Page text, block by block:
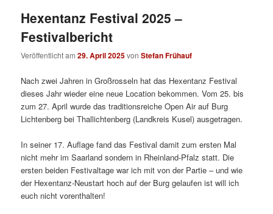
Hexentanz Festival 2025 –
Festivalbericht
Veröffentlicht am29. April 2025vonStefan Frühauf
Nach zwei Jahren in Großrosseln hat das Hexentanz Festival
dieses Jahr wieder eine neue Location bekommen. Vom 25. bis
zum 27. April wurde das traditionsreiche Open Air auf Burg
Lichtenberg bei Thallichtenberg (Landkreis Kusel) ausgetragen.
In seiner 17. Auflage fand das Festival damit zum ersten Mal
nicht mehr im Saarland sondern in Rheinland-Pfalz statt. Die
ersten beiden Festivaltage war ich mit von der Partie – und wie
der Hexentanz-Neustart hoch auf der Burg gelaufen ist will ich
euch nicht vorenthalten!